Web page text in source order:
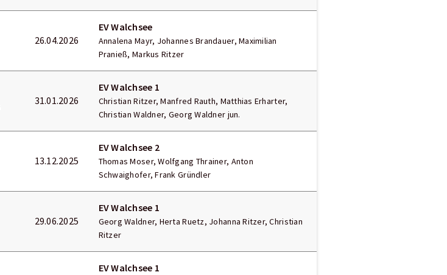
26.04.2026
EV Walchsee
Annalena Mayr, Johannes Brandauer, Maximilian
Pranieß, Markus Ritzer
31.01.2026
EV Walchsee 1
Christian Ritzer, Manfred Rauth, Matthias Erharter,
Christian Waldner, Georg Waldner jun.
13.12.2025
EV Walchsee 2
Thomas Moser, Wolfgang Thrainer, Anton
Schwaighofer, Frank Gründler
29.06.2025
EV Walchsee 1
Georg Waldner, Herta Ruetz, Johanna Ritzer, Christian
Ritzer
EV Walchsee 1